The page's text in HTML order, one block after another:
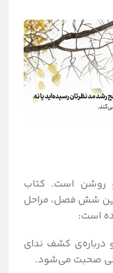
روشن است. کتاب
شش فصل، مراحل
است:
و درباره‌ی کشف ندای
صحبت می‌شود.